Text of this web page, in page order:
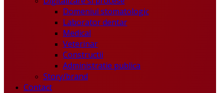
Domeniul stomatologic
Laborator dentar
Medical
Veterinar
Constructii
Administratie publica
Story/brand
Contact